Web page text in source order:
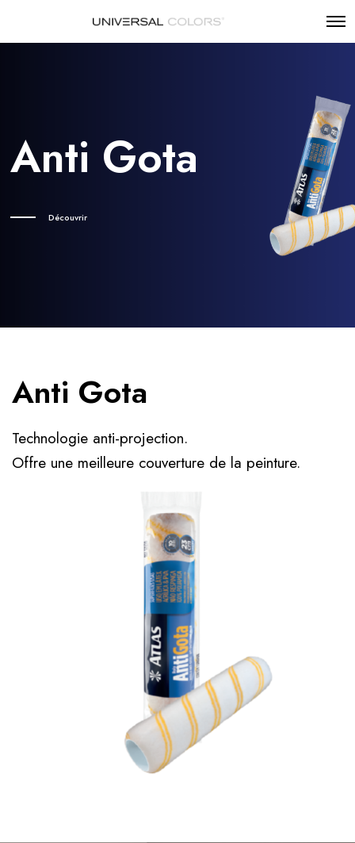
Anti Gota
Découvrir
Anti Gota
Technologie anti-projection.
Offre une meilleure couverture de la peinture.